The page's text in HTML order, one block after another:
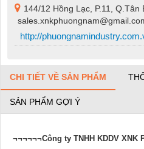
144/12 Hồng Lạc, P.11, Q.Tân
http://
CHI TIẾT VỀ SẢN PHẨM
SẢN PHẨM GỢI Ý
¬¬¬¬¬¬Công ty TNHH KDDV XNK